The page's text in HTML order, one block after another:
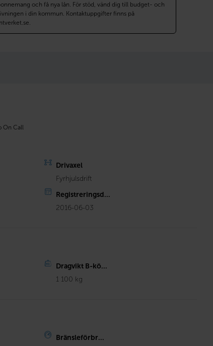
och få nya lån. För stöd, vänd dig till budget- och
i din kommun. Kontaktuppgifter finns på
On Call
Drivaxel
Fyrhjulsdrift
Registreringsd...
2016-06-03
Dragvikt B-kö...
1 100 kg
Bränsleförbr...